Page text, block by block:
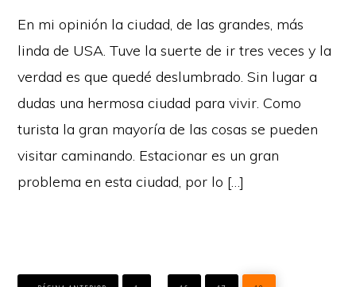
En mi opinión la ciudad, de las grandes, más
linda de USA. Tuve la suerte de ir tres veces y la
verdad es que quedé deslumbrado. Sin lugar a
dudas una hermosa ciudad para vivir. Como
turista la gran mayoría de las cosas se pueden
visitar caminando. Estacionar es un gran
problema en esta ciudad, por lo […]
IR IR IR IR IR